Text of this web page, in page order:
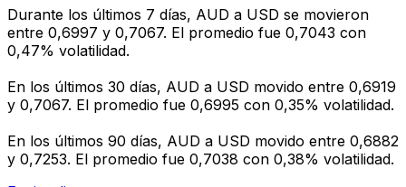
Durante los últimos 7 días, AUD a USD se movieron
entre 0,6997 y 0,7067. El promedio fue 0,7043 con
0,47% volatilidad.
En los últimos 30 días, AUD a USD movido entre 0,6919
y 0,7067. El promedio fue 0,6995 con 0,35% volatilidad.
En los últimos 90 días, AUD a USD movido entre 0,6882
y 0,7253. El promedio fue 0,7038 con 0,38% volatilidad.